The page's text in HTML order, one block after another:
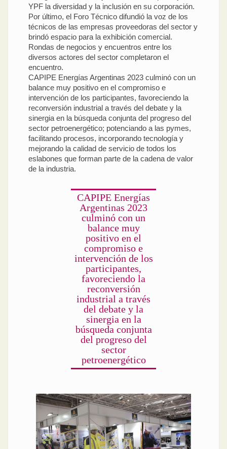
YPF la diversidad y la inclusión en su corporación.
Por último, el Foro Técnico difundió la voz de los
técnicos de las empresas proveedoras del sector y
brindó espacio para la exhibición comercial.
Rondas de negocios y encuentros entre los
diversos actores del sector completaron el
encuentro.
CAPIPE Energías Argentinas 2023 culminó con un
balance muy positivo en el compromiso e
intervención de los participantes, favoreciendo la
reconversión industrial a través del debate y la
sinergia en la búsqueda conjunta del progreso del
sector petroenergético; potenciando a las pymes,
facilitando procesos, incorporando tecnología y
mejorando la calidad de servicio de todos los
eslabones que forman parte de la cadena de valor
de la industria.
CAPIPE Energías
Argentinas 2023
culminó con un
balance muy
positivo en el
compromiso e
intervención de los
participantes,
favoreciendo la
reconversión
industrial a través
del debate y la
sinergia en la
búsqueda conjunta
del progreso del
sector
petroenergético